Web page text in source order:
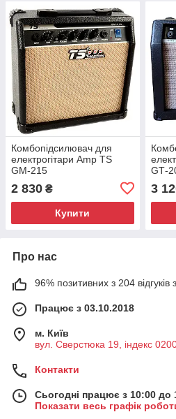
Комбопідсилювач для
електрогітари Amp TS
GM-215
2 830 ₴
Купити
GТ-
3
Про нас
96% позитивних з 204 відгуків
Працює з 03.10.2018
м. Київ
вул. Сверстюка 19, індекс
Контакти
Сьогодні працює з 10:00 до
Показати весь графік